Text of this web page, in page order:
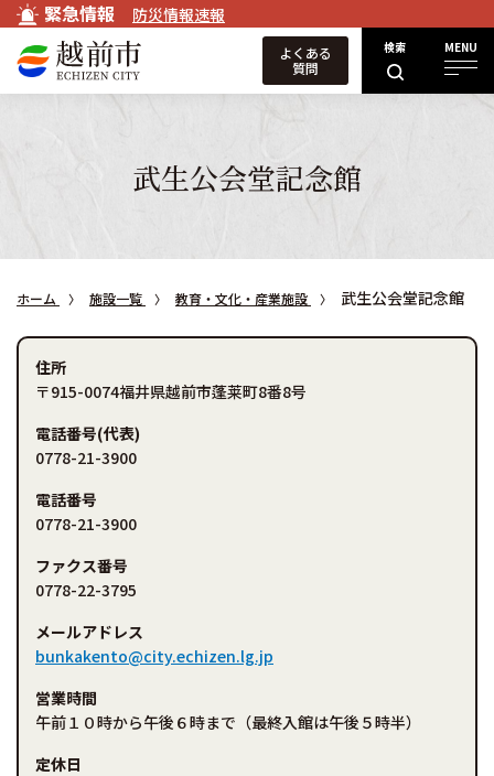
緊急情報 防災情報速報
検索 MENU
よくある
質問
武生公会堂記念館
ホーム 施設一覧 教育・文化・産業施設 武生公会堂記念館
住所
〒915-0074福井県越前市蓬莱町8番8号
電話番号(代表)
0778-21-3900
電話番号
0778-21-3900
ファクス番号
0778-22-3795
メールアドレス
bunkakento@city.echizen.lg.jp
営業時間
午前１０時から午後６時まで（最終入館は午後５時半）
定休日